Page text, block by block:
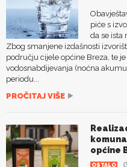
piće s
da se ista
Zbog smanjene izdašnosti
području cijele općine Breza, te
vodosnabdijevanja (noćna
periodu...
PROČITAJ VIŠE
općine
OSTALO